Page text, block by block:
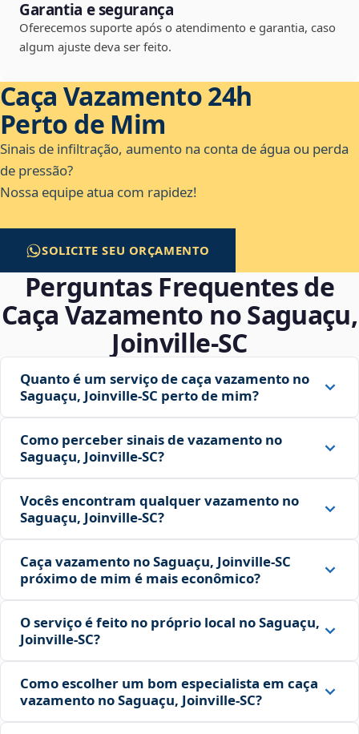
Garantia e segurança
Oferecemos suporte após o atendimento e garantia, caso
algum ajuste deva ser feito.
Caça Vazamento 24h
Perto de Mim
Sinais de infiltração, aumento na conta de água ou perda
de pressão?
Nossa equipe atua com rapidez!
SOLICITE SEU ORÇAMENTO
Perguntas Frequentes de
Caça Vazamento no Saguaçu,
Joinville‑SC
Quanto é um serviço de caça vazamento no
Saguaçu, Joinville‑SC perto de mim?
Como perceber sinais de vazamento no
Saguaçu, Joinville‑SC?
Vocês encontram qualquer vazamento no
Saguaçu, Joinville‑SC?
Caça vazamento no Saguaçu, Joinville‑SC
próximo de mim é mais econômico?
O serviço é feito no próprio local no Saguaçu,
Joinville‑SC?
Como escolher um bom especialista em caça
vazamento no Saguaçu, Joinville‑SC?